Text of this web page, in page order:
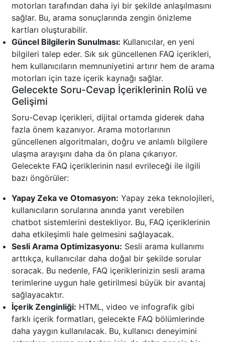
motorları tarafından daha iyi bir şekilde anlaşılmasını
sağlar. Bu, arama sonuçlarında zengin önizleme
kartları oluşturabilir.
Güncel Bilgilerin Sunulması: Kullanıcılar, en yeni
bilgileri talep eder. Sık sık güncellenen FAQ içerikleri,
hem kullanıcıların memnuniyetini artırır hem de arama
motorları için taze içerik kaynağı sağlar.
Gelecekte Soru-Cevap İçeriklerinin Rolü ve
Gelişimi
Soru-Cevap içerikleri, dijital ortamda giderek daha
fazla önem kazanıyor. Arama motorlarının
güncellenen algoritmaları, doğru ve anlamlı bilgilere
ulaşma arayışını daha da ön plana çıkarıyor.
Gelecekte FAQ içeriklerinin nasıl evrileceği ile ilgili
bazı öngörüler:
Yapay Zeka ve Otomasyon: Yapay zeka teknolojileri,
kullanıcıların sorularına anında yanıt verebilen
chatbot sistemlerini destekliyor. Bu, FAQ içeriklerinin
daha etkileşimli hale gelmesini sağlayacak.
Sesli Arama Optimizasyonu: Sesli arama kullanımı
arttıkça, kullanıcılar daha doğal bir şekilde sorular
soracak. Bu nedenle, FAQ içeriklerinizin sesli arama
terimlerine uygun hale getirilmesi büyük bir avantaj
sağlayacaktır.
İçerik Zenginliği: HTML, video ve infografik gibi
farklı içerik formatları, gelecekte FAQ bölümlerinde
daha yaygın kullanılacak. Bu, kullanıcı deneyimini